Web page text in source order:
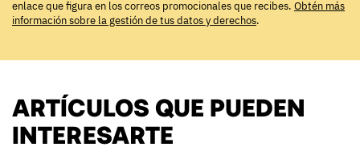
enlace que figura en los correos promocionales que recibes. Obtén más
información sobre la gestión de tus datos y derechos.
ARTÍCULOS QUE PUEDEN
INTERESARTE